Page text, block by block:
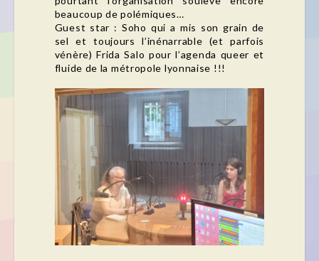
beaucoup de polémiques…
Guest star : Soho qui a mis son grain de
sel et toujours l’inénarrable (et parfois
vénère) Frida Salo pour l’agenda queer et
fluide de la métropole lyonnaise !!!